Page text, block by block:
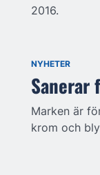
2016.
NYHETER
Sanerar
Marken är
krom och